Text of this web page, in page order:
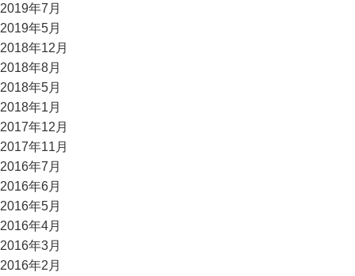
2019年7月
2019年5月
2018年12月
2018年8月
2018年5月
2018年1月
2017年12月
2017年11月
2016年7月
2016年6月
2016年5月
2016年4月
2016年3月
2016年2月